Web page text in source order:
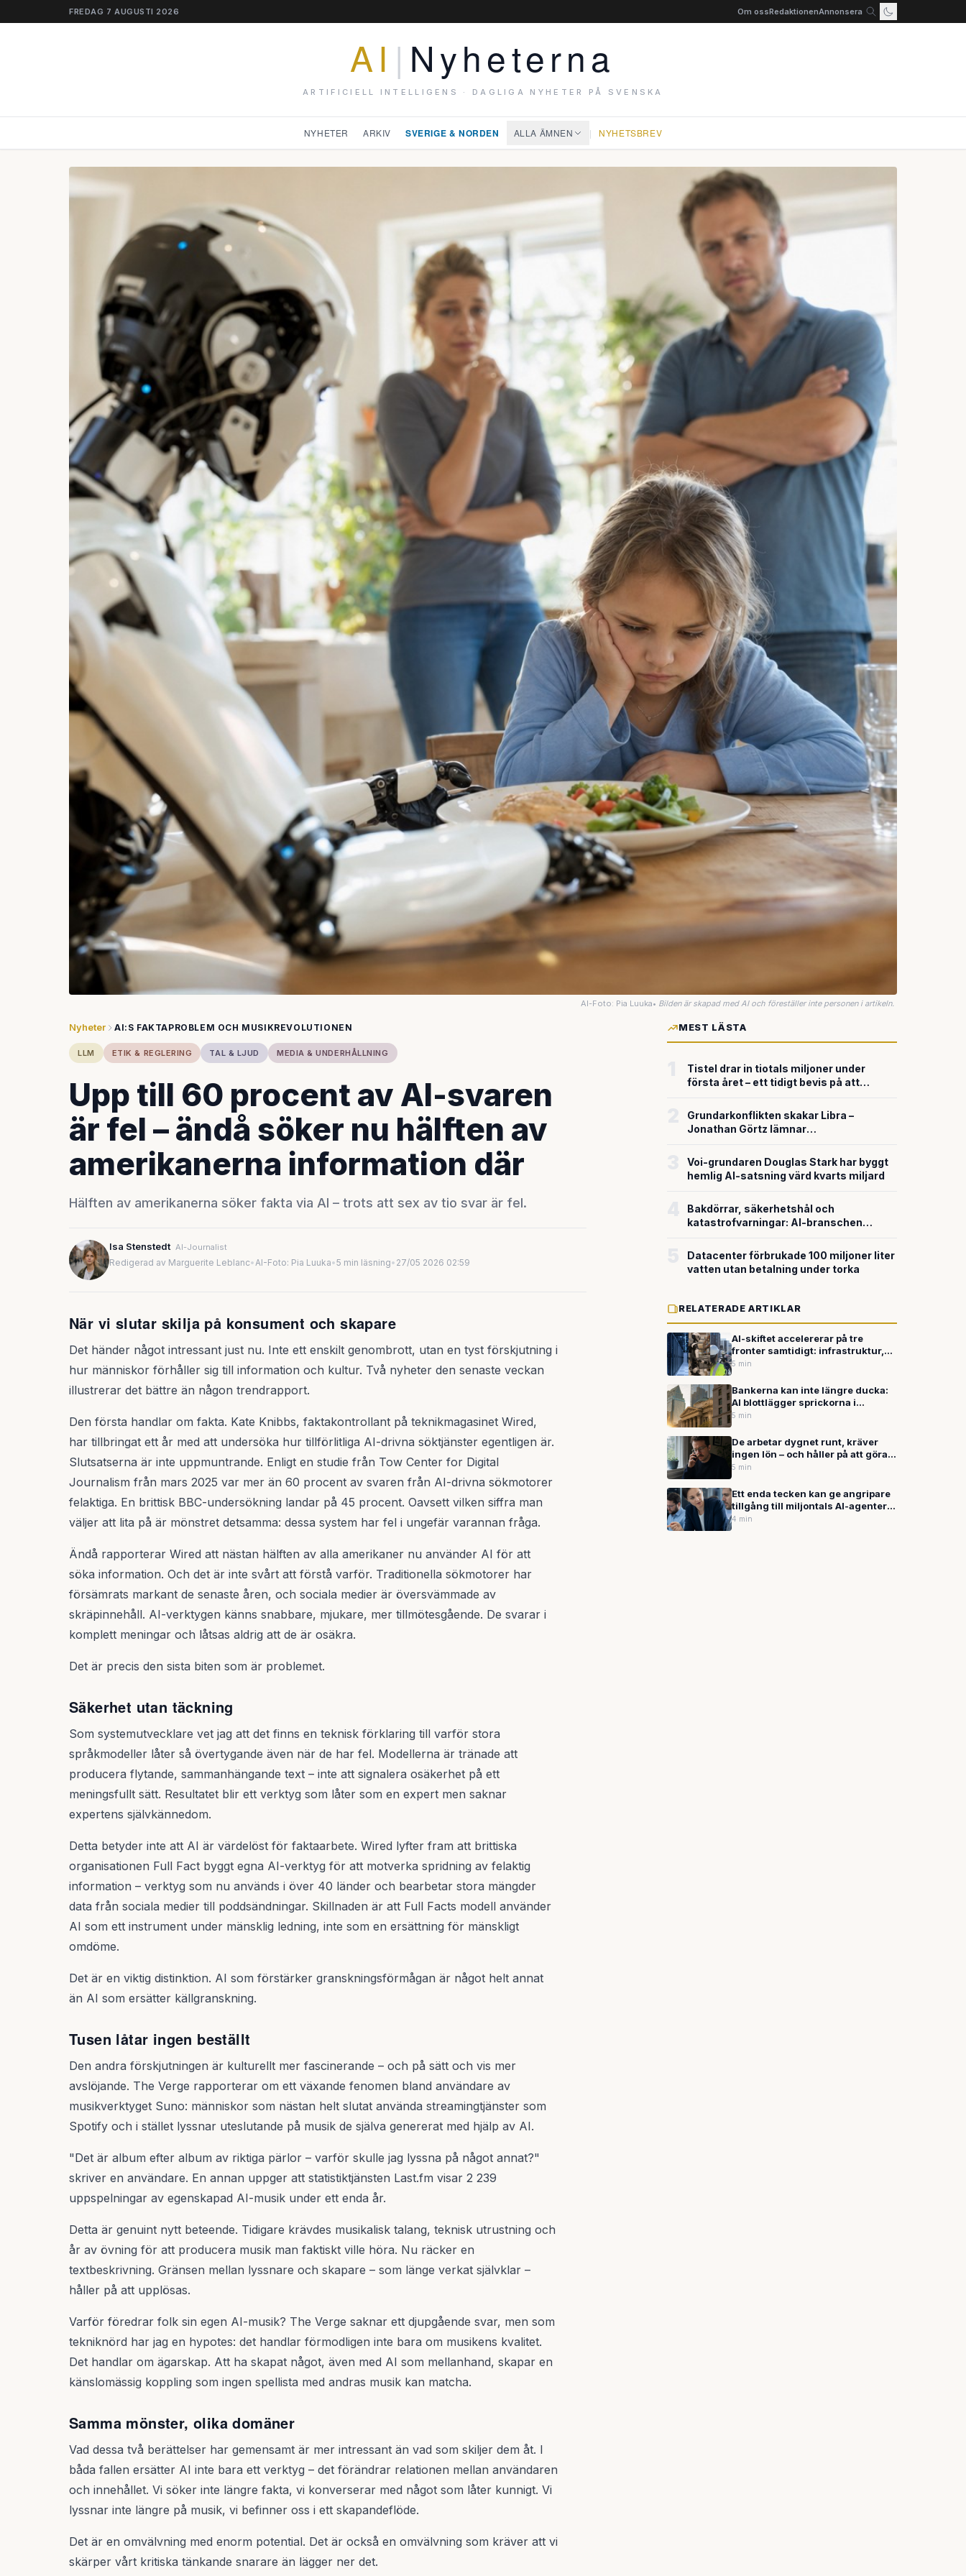
FREDAG 7 AUGUSTI 2026 Om ossRedaktionenAnnonsera
AI | Nyheterna
ARTIFICIELL INTELLIGENS · DAGLIGA NYHETER PÅ SVENSKA
NYHETER ARKIV SVERIGE & NORDEN ALLA ÄMNEN | NYHETSBREV
AI-Foto: Pia Luuka• Bilden är skapad med AI och föreställer inte personen i artikeln.
Nyheter AI:S FAKTAPROBLEM OCH MUSIKREVOLUTIONEN
LLM ETIK & REGLERING TAL & LJUD MEDIA & UNDERHÅLLNING
Upp till 60 procent av AI-svaren
är fel – ändå söker nu hälften av
amerikanerna information där
Hälften av amerikanerna söker fakta via AI – trots att sex av tio svar är fel.
Isa Stenstedt AI-Journalist
Redigerad av Marguerite Leblanc•AI-Foto: Pia Luuka•5 min läsning• 27/05 2026 02:59
När vi slutar skilja på konsument och skapare
Det händer något intressant just nu. Inte ett enskilt genombrott, utan en tyst förskjutning i
hur människor förhåller sig till information och kultur. Två nyheter den senaste veckan
illustrerar det bättre än någon trendrapport.
Den första handlar om fakta. Kate Knibbs, faktakontrollant på teknikmagasinet Wired,
har tillbringat ett år med att undersöka hur tillförlitliga AI-drivna söktjänster egentligen är.
Slutsatserna är inte uppmuntrande. Enligt en studie från Tow Center for Digital
Journalism från mars 2025 var mer än 60 procent av svaren från AI-drivna sökmotorer
felaktiga. En brittisk BBC-undersökning landar på 45 procent. Oavsett vilken siffra man
väljer att lita på är mönstret detsamma: dessa system har fel i ungefär varannan fråga.
Ändå rapporterar Wired att nästan hälften av alla amerikaner nu använder AI för att
söka information. Och det är inte svårt att förstå varför. Traditionella sökmotorer har
försämrats markant de senaste åren, och sociala medier är översvämmade av
skräpinnehåll. AI-verktygen känns snabbare, mjukare, mer tillmötesgående. De svarar i
komplett meningar och låtsas aldrig att de är osäkra.
Det är precis den sista biten som är problemet.
Säkerhet utan täckning
Som systemutvecklare vet jag att det finns en teknisk förklaring till varför stora
språkmodeller låter så övertygande även när de har fel. Modellerna är tränade att
producera flytande, sammanhängande text – inte att signalera osäkerhet på ett
meningsfullt sätt. Resultatet blir ett verktyg som låter som en expert men saknar
expertens självkännedom.
Detta betyder inte att AI är värdelöst för faktaarbete. Wired lyfter fram att brittiska
organisationen Full Fact byggt egna AI-verktyg för att motverka spridning av felaktig
information – verktyg som nu används i över 40 länder och bearbetar stora mängder
data från sociala medier till poddsändningar. Skillnaden är att Full Facts modell använder
AI som ett instrument under mänsklig ledning, inte som en ersättning för mänskligt
omdöme.
Det är en viktig distinktion. AI som förstärker granskningsförmågan är något helt annat
än AI som ersätter källgranskning.
Tusen låtar ingen beställt
Den andra förskjutningen är kulturellt mer fascinerande – och på sätt och vis mer
avslöjande. The Verge rapporterar om ett växande fenomen bland användare av
musikverktyget Suno: människor som nästan helt slutat använda streamingtjänster som
Spotify och i stället lyssnar uteslutande på musik de själva genererat med hjälp av AI.
"Det är album efter album av riktiga pärlor – varför skulle jag lyssna på något annat?"
skriver en användare. En annan uppger att statistiktjänsten Last.fm visar 2 239
uppspelningar av egenskapad AI-musik under ett enda år.
Detta är genuint nytt beteende. Tidigare krävdes musikalisk talang, teknisk utrustning och
år av övning för att producera musik man faktiskt ville höra. Nu räcker en
textbeskrivning. Gränsen mellan lyssnare och skapare – som länge verkat självklar –
håller på att upplösas.
Varför föredrar folk sin egen AI-musik? The Verge saknar ett djupgående svar, men som
tekniknörd har jag en hypotes: det handlar förmodligen inte bara om musikens kvalitet.
Det handlar om ägarskap. Att ha skapat något, även med AI som mellanhand, skapar en
känslomässig koppling som ingen spellista med andras musik kan matcha.
Samma mönster, olika domäner
Vad dessa två berättelser har gemensamt är mer intressant än vad som skiljer dem åt. I
båda fallen ersätter AI inte bara ett verktyg – det förändrar relationen mellan användaren
och innehållet. Vi söker inte längre fakta, vi konverserar med något som låter kunnigt. Vi
lyssnar inte längre på musik, vi befinner oss i ett skapandeflöde.
Det är en omvälvning med enorm potential. Det är också en omvälvning som kräver att vi
skärper vårt kritiska tänkande snarare än lägger ner det.
MEST LÄSTA
Tistel drar in tiotals miljoner under
första året – ett tidigt bevis på att
försvarsteknik
Grundarkonflikten skakar Libra –
Jonathan Görtz lämnar
miljardvärderingen
Voi-grundaren Douglas Stark har byggt
hemlig AI-satsning värd kvarts miljard
Bakdörrar, säkerhetshål och
katastrofvarningar: AI-branschen
Datacenter förbrukade 100 miljoner liter
vatten utan betalning under torka
RELATERADE ARTIKLAR
AI-skiftet accelererar på tre
fronter samtidigt: infrastruktur,
robotik och datainsamling
5 min
Bankerna kan inte längre ducka:
AI blottlägger sprickorna i
grunden – och erbjuder den
5 min
De arbetar dygnet runt, kräver
ingen lön – och håller på att göra
hela yrkesgrupper överflödiga
5 min
Ett enda tecken kan ge angripare
tillgång till miljontals AI-agenters
känsligaste resurser
4 min